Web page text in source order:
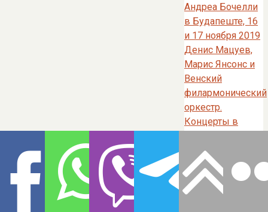
Андреа Бочелли
в Будапеште, 16
и 17 ноября 2019
Денис Мацуев,
Марис Янсонс и
Венский
филармонический
оркестр.
Концерты в
филармонии
Мюзикферайн в
ноябре-декабре
2019